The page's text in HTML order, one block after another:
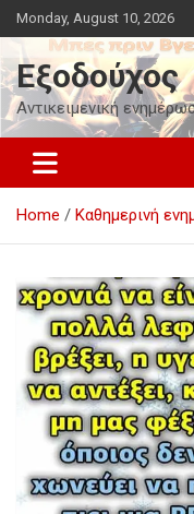
Skip
to
content
Monday, August 10, 2026
Εξοδούχος
Αντικειμενική
Home Καθημερινή